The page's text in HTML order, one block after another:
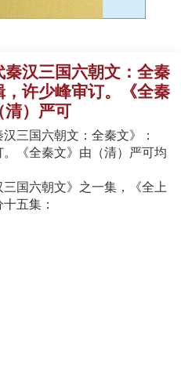
汉三国六朝文：全秦
许少峰审订。《全秦
清）严可
国六朝文：全秦文》：
。《全秦文》由（清）严可均
国六朝文》之一集，《全上
五集：